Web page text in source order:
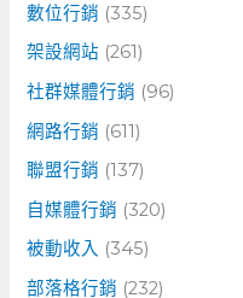
數位行銷 (335)
架設網站 (261)
社群媒體行銷 (96)
網路行銷 (611)
聯盟行銷 (137)
自媒體行銷 (320)
被動收入 (345)
部落格行銷 (232)